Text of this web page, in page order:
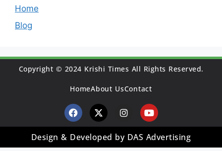
Home
Blog
Copyright © 2024 Krishi Times All Rights Reserved.
HomeAbout UsContact
Design & Developed by DAS Advertising